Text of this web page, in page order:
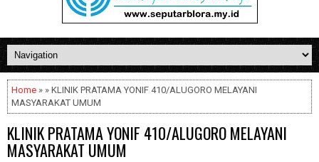
Home » » KLINIK PRATAMA YONIF 410/ALUGORO MELAYANI
MASYARAKAT UMUM
KLINIK PRATAMA YONIF 410/ALUGORO MELAYANI
MASYARAKAT UMUM